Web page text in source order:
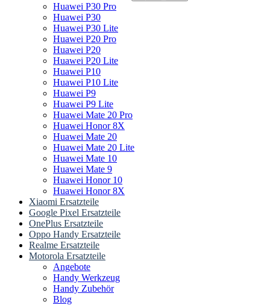
Huawei P30 Pro
Huawei P30
Huawei P30 Lite
Huawei P20 Pro
Huawei P20
Huawei P20 Lite
Huawei P10
Huawei P10 Lite
Huawei P9
Huawei P9 Lite
Huawei Mate 20 Pro
Huawei Honor 8X
Huawei Mate 20
Huawei Mate 20 Lite
Huawei Mate 10
Huawei Mate 9
Huawei Honor 10
Huawei Honor 8X
Xiaomi Ersatzteile
Google Pixel Ersatzteile
OnePlus Ersatzteile
Oppo Handy Ersatzteile
Realme Ersatzteile
Motorola Ersatzteile
Angebote
Handy Werkzeug
Handy Zubehör
Blog